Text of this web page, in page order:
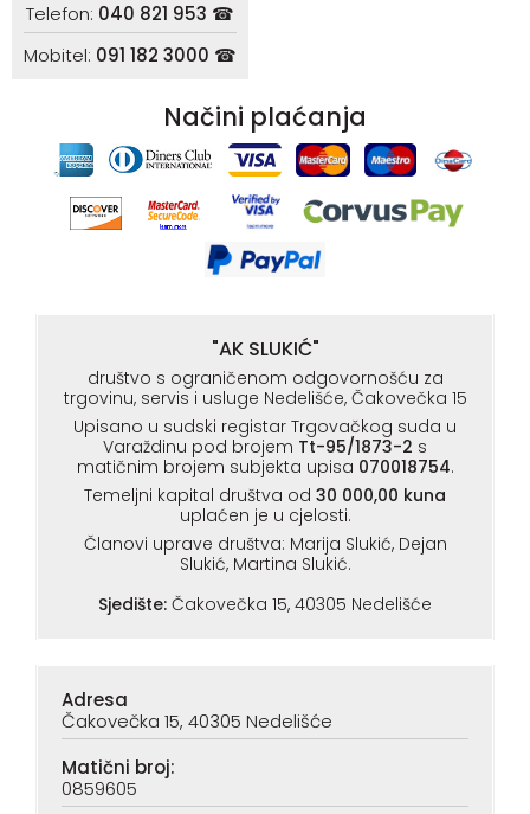
Telefon: 040 821 953 ☎
Mobitel: 091 182 3000 ☎
Načini plaćanja
"AK SLUKIĆ"
društvo s ograničenom odgovornošću za
trgovinu, servis i usluge Nedelišće, Čakovečka 15
Upisano u sudski registar Trgovačkog suda u
Varaždinu pod brojem Tt-95/1873-2 s
matičnim brojem subjekta upisa 070018754.
Temeljni kapital društva od 30 000,00 kuna
uplaćen je u cjelosti.
Članovi uprave društva: Marija Slukić, Dejan
Slukić, Martina Slukić.
Sjedište: Čakovečka 15, 40305 Nedelišće
Adresa
Čakovečka 15, 40305 Nedelišće
Matični broj:
0859605